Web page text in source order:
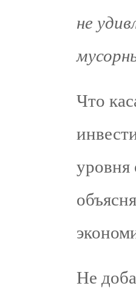
не
Что
уровня
Не